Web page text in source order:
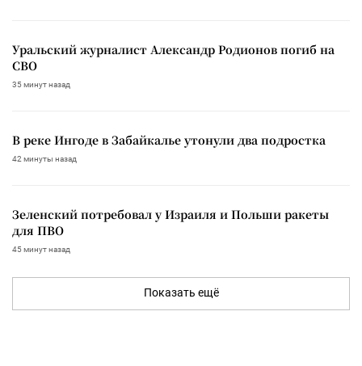
Уральский журналист Александр Родионов погиб на
СВО
35 минут назад
В реке Ингоде в Забайкалье утонули два подростка
42 минуты назад
Зеленский потребовал у Израиля и Польши ракеты
для ПВО
45 минут назад
Показать ещё